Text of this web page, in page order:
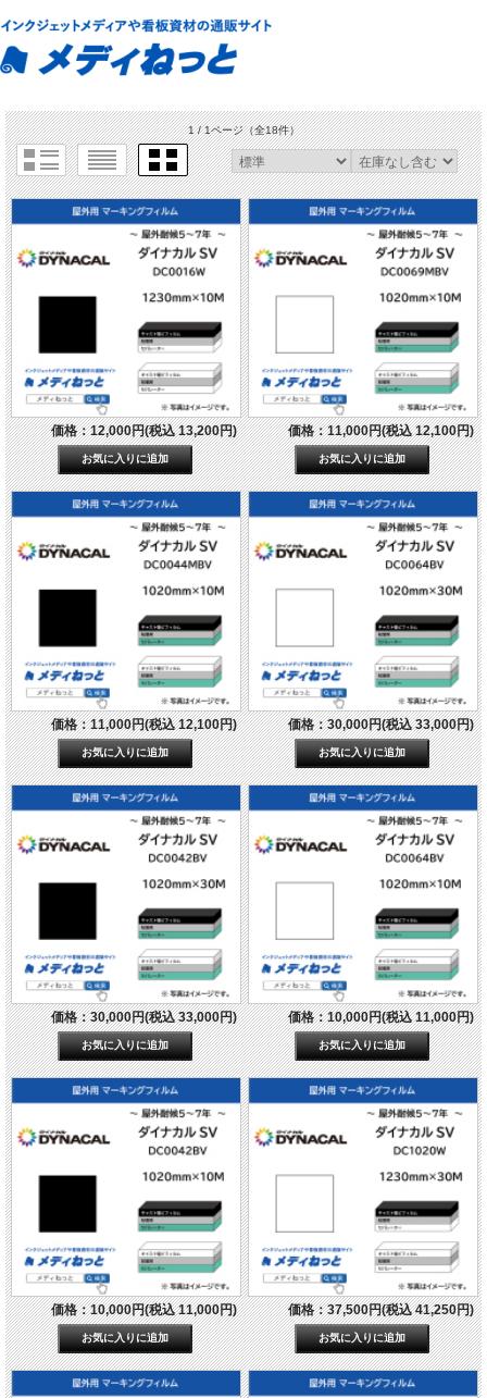
1 / 1ページ（全18件）
価格：12,000円(税込 13,200円) 価格：11,000円(税込 12,100円)
価格：11,000円(税込 12,100円) 価格：30,000円(税込 33,000円)
価格：30,000円(税込 33,000円) 価格：10,000円(税込 11,000円)
価格：10,000円(税込 11,000円) 価格：37,500円(税込 41,250円)